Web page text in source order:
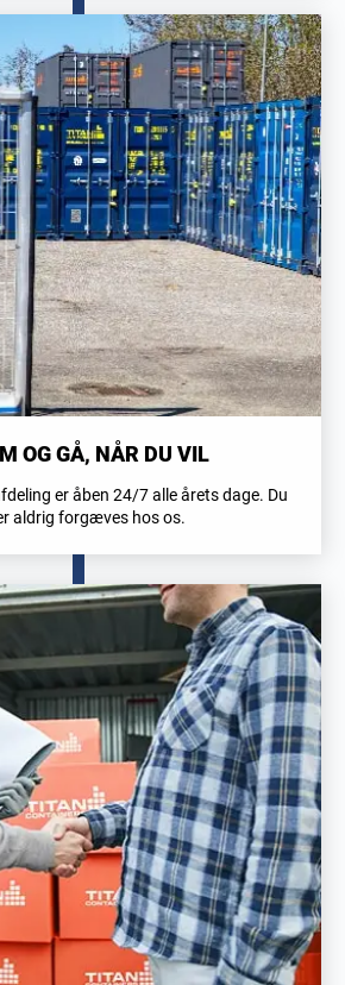
OG GÅ, NÅR DU VIL
er åben 24/7 alle årets dage. Du
aldrig forgæves hos os.